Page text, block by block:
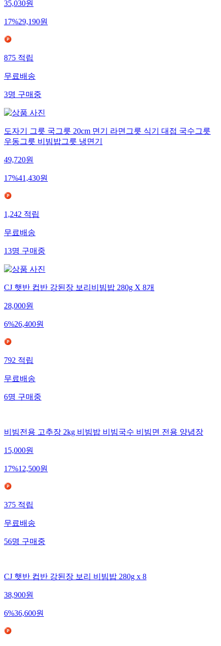
35,030원
17%29,190원
875적립
무료배송
3명구매중
도자기 그릇 국그릇 20cm 면기 라면그릇 식기 대접 국수그릇
우동그릇 비빔밥그릇 냉면기
49,720원
17%41,430원
1,242적립
무료배송
13명구매중
CJ 햇반 컵반 강된장 보리비빔밥 280g X 8개
28,000원
6%26,400원
792적립
무료배송
6명구매중
비빔전용 고추장 2kg 비빔밥 비빔국수 비빔면 전용 양념장
15,000원
17%12,500원
375적립
무료배송
56명구매중
CJ 햇반 컵반 강된장 보리 비빔밥 280g x 8
38,900원
6%36,600원